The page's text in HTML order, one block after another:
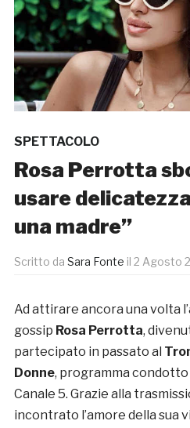
SPETTACOLO
Rosa Perrotta
usare
una madre”
Scritto da Sara Fonte il 2 Agosto
Ad attirare ancora una volta
gossip Rosa Perrotta,
partecipato in passato al
Donne, programma condotto
Canale 5. Grazie alla
incontrato l’amore della sua